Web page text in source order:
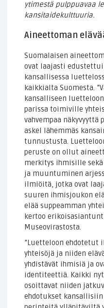
ytimestä pulppuavaa
kansitaidekulttuuria.
Aineettoman
Suomalaisen
ovat laajasti
kansallisessa
kaikkialta Suomesta.
kansalliseen
parissa toimiville
vahvempaa
askel lähemmäs
tunnustusta.
peruste on ollut
merkitys ihmisille
ja muuntuminen
ilmiöitä, jotka ovat
suuren ihmisjoukon
elää suppeamman
kertoo
Museovirastosta.
”Luetteloon ehdotetut
yhteisöjä ja niiden
yhdistävät ihmisiä ja
identiteettiä. Kaikki
osoittavat niiden
ehdotukset